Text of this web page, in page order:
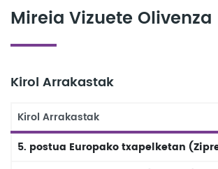
Mireia Vizuete Olivenza
Kirol Arrakastak
Kirol Arrakastak
5. postua Europako txapelketan